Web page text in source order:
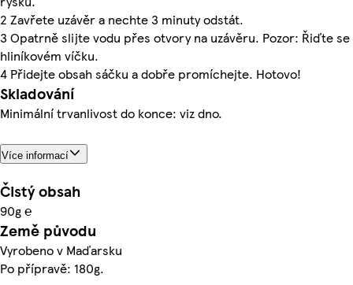
2 Zavřete uzávěr a nechte 3 minuty odstát.
3 Opatrně slijte vodu přes otvory na uzávěru. Pozor: Řiďte
hliníkovém víčku.
4 Přidejte obsah sáčku a dobře promíchejte. Hotovo!
Skladování
Minimální trvanlivost do konce: viz dno.
Více informací
Čistý obsah
90g ℮
Země původu
Vyrobeno v Maďarsku
Po přípravě: 180g.